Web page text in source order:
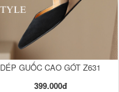
DÉP GUỐC CAO GÓT Z631
399.000đ